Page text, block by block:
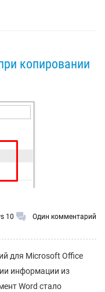
копировании
10 Один комментарий
для Microsoft Office
информации из
Word стало